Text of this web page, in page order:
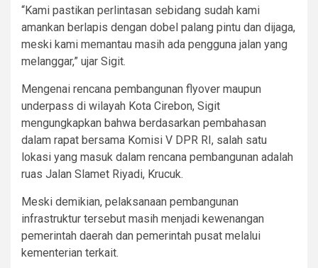
“Kami pastikan perlintasan sebidang sudah kami
amankan berlapis dengan dobel palang pintu dan dijaga,
meski kami memantau masih ada pengguna jalan yang
melanggar,” ujar Sigit.
Mengenai rencana pembangunan flyover maupun
underpass di wilayah Kota Cirebon, Sigit
mengungkapkan bahwa berdasarkan pembahasan
dalam rapat bersama Komisi V DPR RI, salah satu
lokasi yang masuk dalam rencana pembangunan adalah
ruas Jalan Slamet Riyadi, Krucuk.
Meski demikian, pelaksanaan pembangunan
infrastruktur tersebut masih menjadi kewenangan
pemerintah daerah dan pemerintah pusat melalui
kementerian terkait.